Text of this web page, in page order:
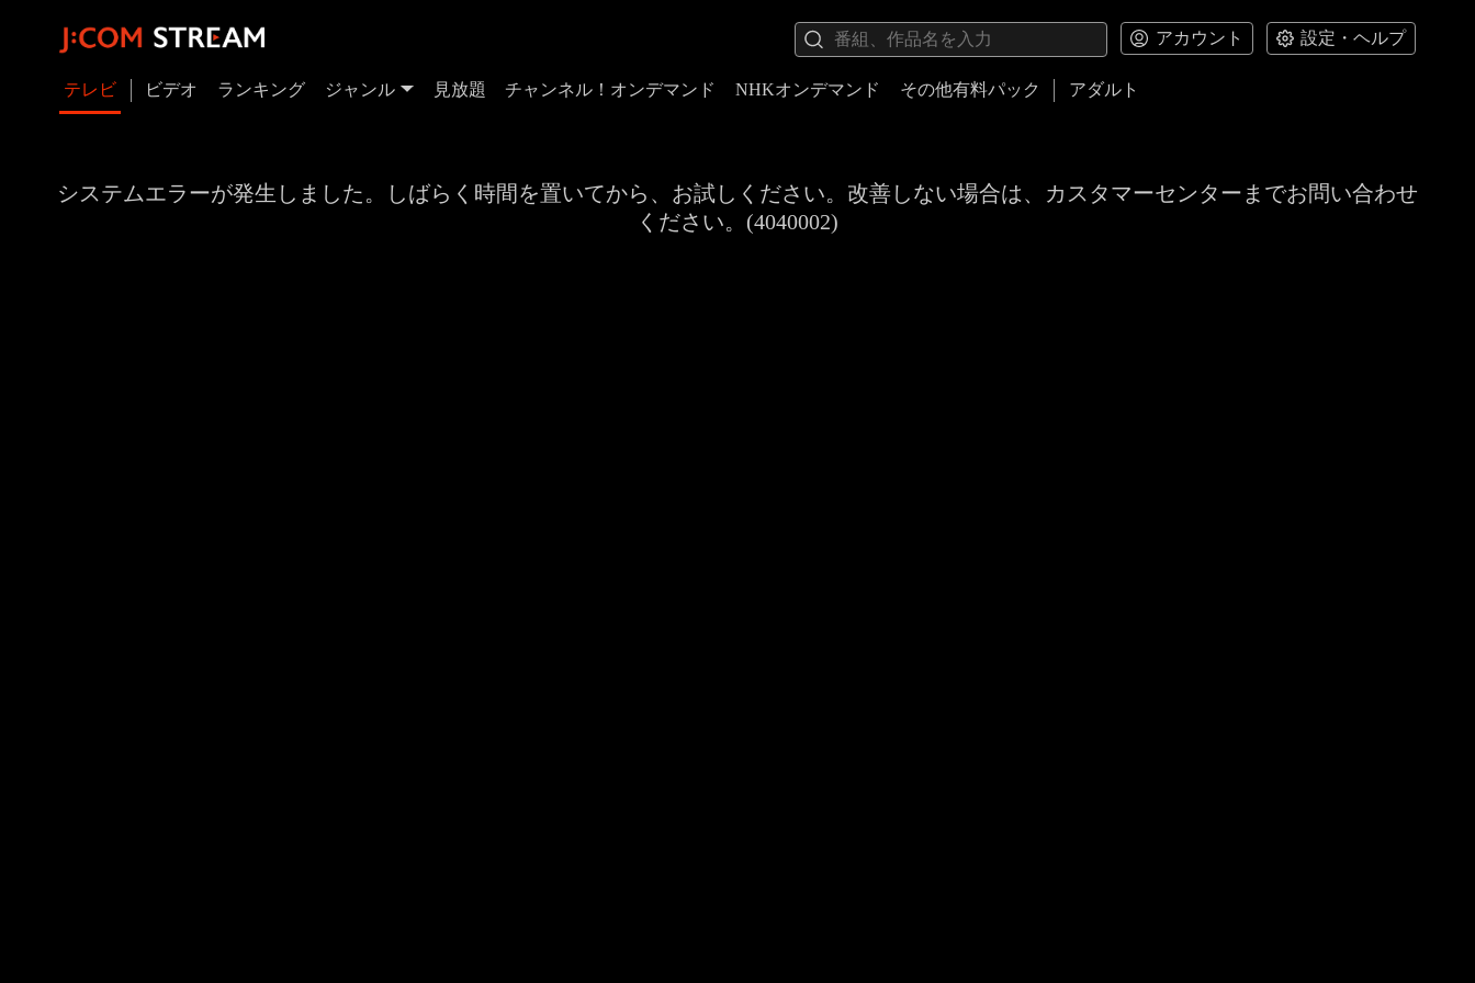
アカウント 設定・ヘルプ
テレビ ビデオ ランキング ジャンル 見放題 チャンネル！オンデマンド NHKオンデマンド その他有料パック アダルト
システムエラーが発生しました。しばらく時間を置いてから、お試しください。改善しない場合は、カスタマーセンターまでお問い合わせ
ください。(4040002)